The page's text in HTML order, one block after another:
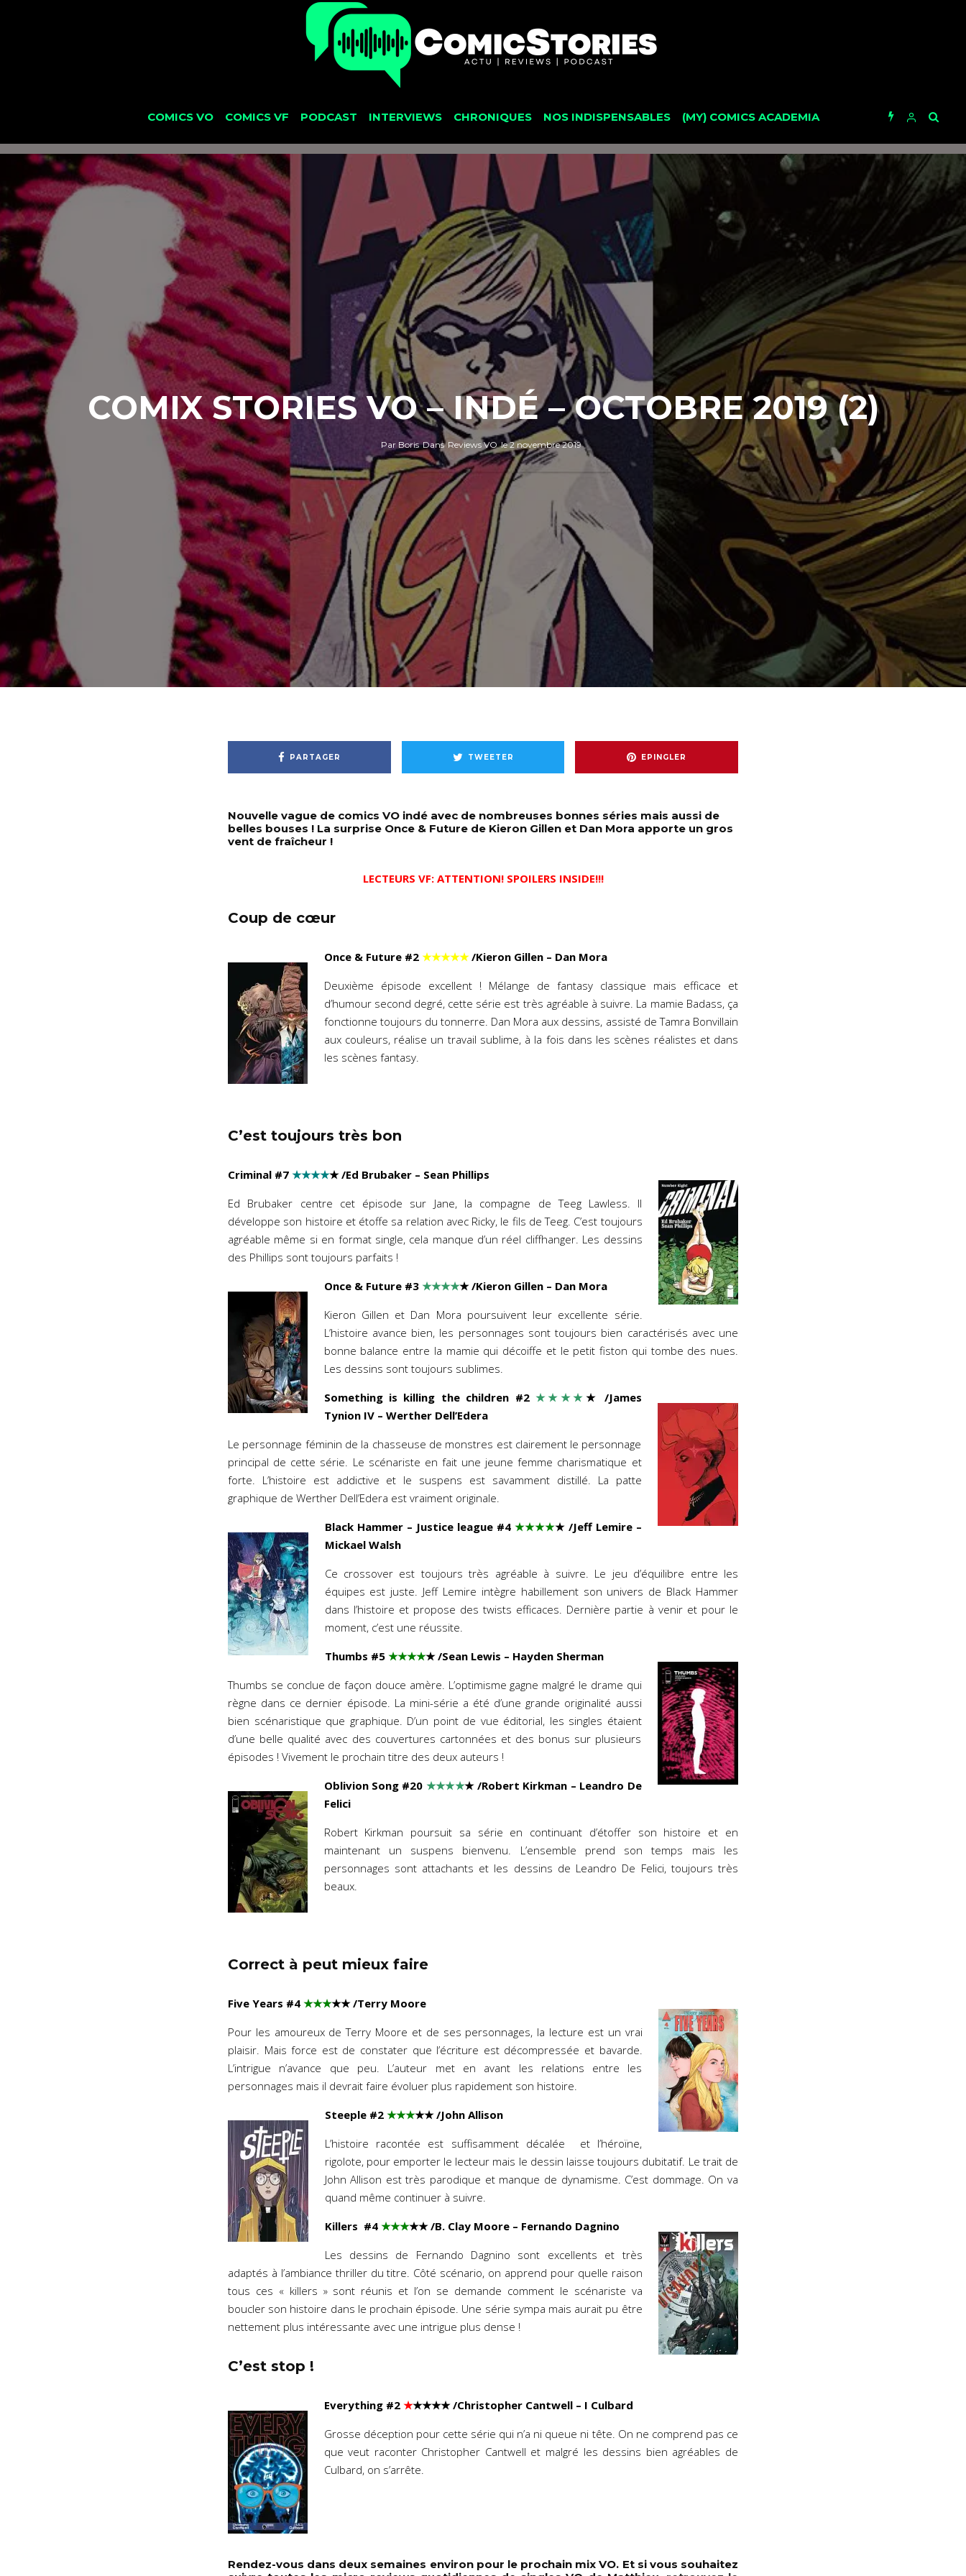
COMICS VO COMICS VF PODCAST INTERVIEWS CHRONIQUES NOS INDISPENSABLES (MY) COMICS ACADEMIA
COMIX STORIES VO – INDÉ – OCTOBRE 2019 (2)
Par Boris Dans Reviews VO le2 novembre 2019
PARTAGER TWEETER EPINGLER
Nouvelle vague de comics VO indé avec de nombreuses bonnes séries mais aussi de
belles bouses ! La surprise Once & Future de Kieron Gillen et Dan Mora apporte un gros
vent de fraîcheur !
LECTEURS VF: ATTENTION! SPOILERS INSIDE!!!
Coup de cœur
Once & Future #2 ★★★★★/Kieron Gillen – Dan Mora
Deuxième épisode excellent ! Mélange de fantasy classique mais efficace et
d’humour second degré, cette série est très agréable à suivre. La mamie Badass, ça
fonctionne toujours du tonnerre. Dan Mora aux dessins, assisté de Tamra Bonvillain
aux couleurs, réalise un travail sublime, à la fois dans les scènes réalistes et dans
les scènes fantasy.
C’est toujours très bon
Criminal #7 ★★★★★/Ed Brubaker – Sean Phillips
Ed Brubaker centre cet épisode sur Jane, la compagne de Teeg Lawless. Il
développe son histoire et étoffe sa relation avec Ricky, le fils de Teeg. C’est toujours
agréable même si en format single, cela manque d’un réel cliffhanger. Les dessins
des Phillips sont toujours parfaits !
Once & Future #3 ★★★★★/Kieron Gillen – Dan Mora
Kieron Gillen et Dan Mora poursuivent leur excellente série.
L’histoire avance bien, les personnages sont toujours bien caractérisés avec une
bonne balance entre la mamie qui décoiffe et le petit fiston qui tombe des nues.
Les dessins sont toujours sublimes.
Something is killing the children #2 ★★★★ ★ /James
Tynion IV – Werther Dell’Edera
Le personnage féminin de la chasseuse de monstres est clairement le personnage
principal de cette série. Le scénariste en fait une jeune femme charismatique et
forte. L’histoire est addictive et le suspens est savamment distillé. La patte
graphique de Werther Dell’Edera est vraiment originale.
Black Hammer – Justice league #4 ★★★★★/Jeff Lemire –
Mickael Walsh
Ce crossover est toujours très agréable à suivre. Le jeu d’équilibre entre les
équipes est juste. Jeff Lemire intègre habillement son univers de Black Hammer
dans l’histoire et propose des twists efficaces. Dernière partie à venir et pour le
moment, c’est une réussite.
Thumbs #5 ★★★★★/Sean Lewis – Hayden Sherman
Thumbs se conclue de façon douce amère. L’optimisme gagne malgré le drame qui
règne dans ce dernier épisode. La mini-série a été d’une grande originalité aussi
bien scénaristique que graphique. D’un point de vue éditorial, les singles étaient
d’une belle qualité avec des couvertures cartonnées et des bonus sur plusieurs
épisodes ! Vivement le prochain titre des deux auteurs !
Oblivion Song #20 ★★★★★/Robert Kirkman – Leandro De
Felici
Robert Kirkman poursuit sa série en continuant d’étoffer son histoire et en
maintenant un suspens bienvenu. L’ensemble prend son temps mais les
personnages sont attachants et les dessins de Leandro De Felici, toujours très
beaux.
Correct à peut mieux faire
Five Years #4 ★★★★★/Terry Moore
Pour les amoureux de Terry Moore et de ses personnages, la lecture est un vrai
plaisir. Mais force est de constater que l’écriture est décompressée et bavarde.
L’intrigue n’avance que peu. L’auteur met en avant les relations entre les
personnages mais il devrait faire évoluer plus rapidement son histoire.
Steeple #2 ★★★★★/John Allison
L’histoire racontée est suffisamment décalée et l’héroïne,
rigolote, pour emporter le lecteur mais le dessin laisse toujours dubitatif. Le trait de
John Allison est très parodique et manque de dynamisme. C’est dommage. On va
quand même continuer à suivre.
Killers #4 ★★★★★/B. Clay Moore – Fernando Dagnino
Les dessins de Fernando Dagnino sont excellents et très
adaptés à l’ambiance thriller du titre. Côté scénario, on apprend pour quelle raison
tous ces « killers » sont réunis et l’on se demande comment le scénariste va
boucler son histoire dans le prochain épisode. Une série sympa mais aurait pu être
nettement plus intéressante avec une intrigue plus dense !
C’est stop !
Everything #2 ★★★★★/Christopher Cantwell – I Culbard
Grosse déception pour cette série qui n’a ni queue ni tête. On ne comprend pas ce
que veut raconter Christopher Cantwell et malgré les dessins bien agréables de
Culbard, on s’arrête.
Rendez-vous dans deux semaines environ pour le prochain mix VO. Et si vous souhaitez